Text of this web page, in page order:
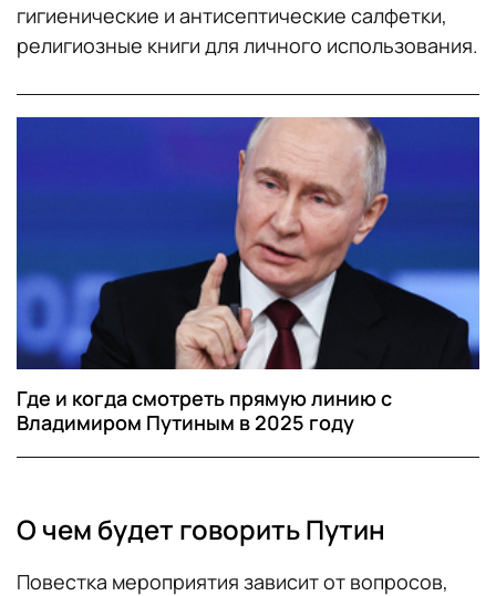
гигиенические и антисептические салфетки,
религиозные книги для личного использования.
Где и когда смотреть прямую линию с
Владимиром Путиным в 2025 году
О чем будет говорить Путин
Повестка мероприятия зависит от вопросов,